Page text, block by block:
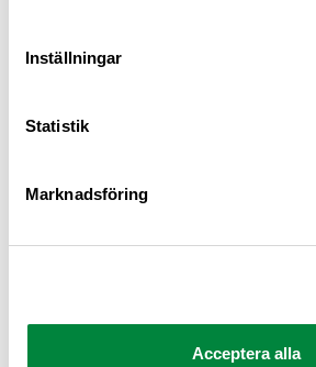
Inställningar
Statistik
Marknadsföring
Acceptera alla
M Sverige är Sveriges största
för bilister och andra trafikanter
Ansvarig utgivare: Heléne Lilja
Pressrum
Om oss